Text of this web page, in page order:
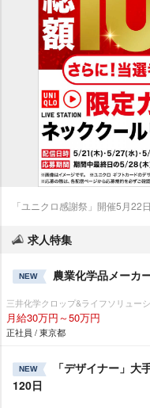
「ユニクロ感謝祭」開催5月22
求人特集
NEW 農業化学品メーカ
三井化学クロップ&ライフソリュー
月給30万円～50万円
正社員 / 東京都
NEW
「デザイナー」
120日